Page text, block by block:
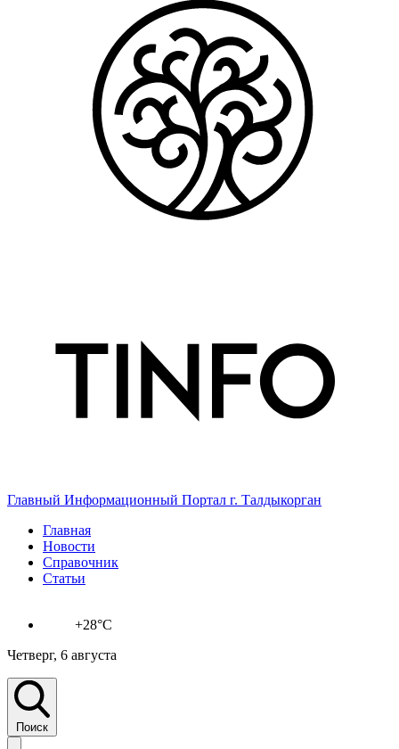
Главный Информационный Портал г. Талдыкорган
Главная
Новости
Справочник
Статьи
+28°C
Четверг, 6 августа
Поиск